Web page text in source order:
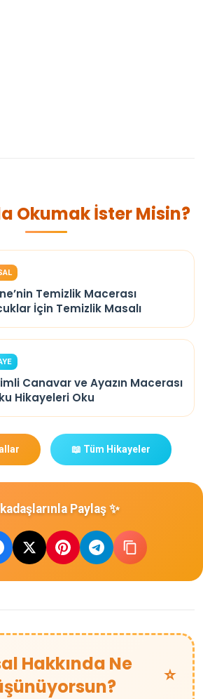
Okumak İster Misin?
Temizlik Macerası
İçin Temizlik Masalı
Canavar ve Ayazın Macerası
Hikayeleri Oku
📖 Tüm Hikayeler
Paylaş ✨
Hakkında Ne
⭐